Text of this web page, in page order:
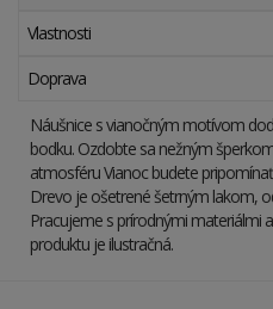
Vlastnosti
Doprava
Náušnice s vianočným motívom
bodku. Ozdobte sa nežným
atmosféru Vianoc budete
Drevo je ošetrené šetrným lakom,
Pracujeme s prírodnými materiálmi
produktu je ilustračná.